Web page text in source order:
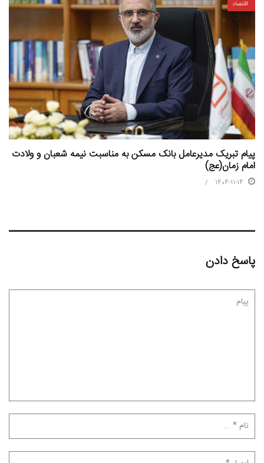
اقتصاد
پیام تبریک مدیرعامل بانک مسکن به مناسبت نیمه شعبان و ولادت
امام زمان(عج)
1404-11-14
پاسخ دادن